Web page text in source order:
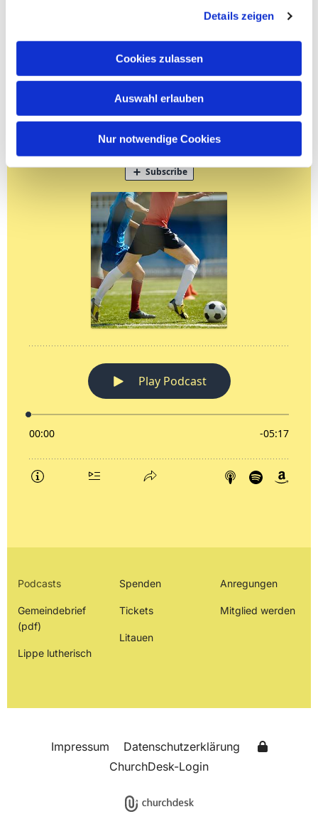
Details zeigen
Cookies zulassen
Auswahl erlauben
Nur notwendige Cookies
Podcasts
Gemeindebrief
(pdf)
Lippe lutherisch
Spenden
Tickets
Litauen
Anregungen
Mitglied werden
Impressum
Datenschutzerklärung
ChurchDesk-Login